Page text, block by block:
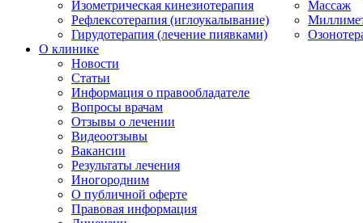
Изометрическая кинезиотерапия
Рефлексотерапия (иглоукалывание)
Гирудотерапия (лечение пиявками)
Массаж
О клинике
Новости
Статьи
Информация о правообладателе
Вопросы врачам
Отзывы о лечении
Видеоотзывы
Вакансии
Результаты лечения
Иногородним
О публичной оферте
Правовая информация